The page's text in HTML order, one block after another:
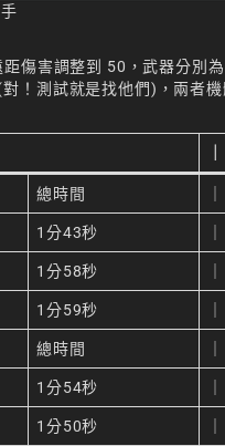
傷害調整到 50，武器分別
！測試就是找他們)，兩者
總時間
1分43秒
1分58秒
1分59秒
總時間
1分54秒
1分50秒